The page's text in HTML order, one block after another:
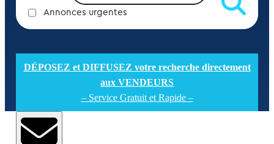
Annonces urgentes
DÉPOSEZ et DIFFUSEZ votre recherche directement
aux VENDEURS
– Service Gratuit et Rapide –